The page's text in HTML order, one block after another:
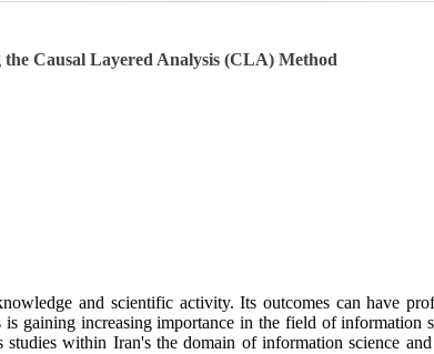
Causal Layered Analysis (CLA) Method
and scientific activity. Its outcomes can have
gaining increasing importance in the field of information
within Iran's the domain of information science